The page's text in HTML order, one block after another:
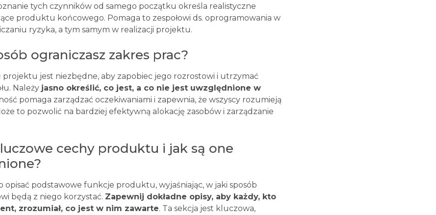
tych czynników od samego początku określa realistyczne
produktu końcowego. Pomaga to zespołowi ds. oprogramowania w
ryzyka, a tym samym w realizacji projektu.
ograniczasz zakres prac?
projektu jest niezbędne, aby zapobiec jego rozrostowi i utrzymać
Należy jasno określić, co jest, a co nie jest uwzględnione w
pomaga zarządzać oczekiwaniami i zapewnia, że wszyscy rozumieją
to pozwolić na bardziej efektywną alokację zasobów i zarządzanie
cechy produktu i jak są one
opisać podstawowe funkcje produktu, wyjaśniając, w jaki sposób
będą z niego korzystać. Zapewnij dokładne opisy, aby każdy, kto
zrozumiał, co jest w nim zawarte. Ta sekcja jest kluczowa,